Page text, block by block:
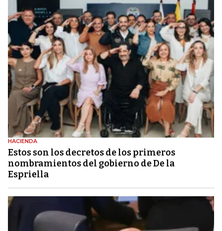
HACIENDA
Estos son los decretos de los primeros
nombramientos del gobierno de De la
Espriella